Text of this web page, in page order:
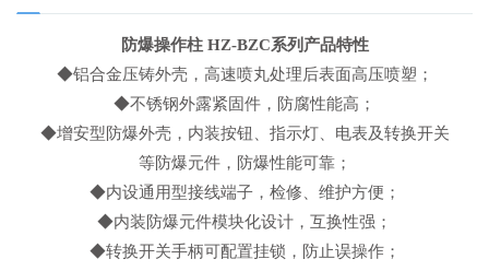
防爆操作柱 HZ-BZC系列产品特性
◆铝合金压铸外壳，高速喷丸处理后表面高压喷塑；
◆不锈钢外露紧固件，防腐性能高；
◆增安型防爆外壳，内装按钮、指示灯、电表及转换开关
等防爆元件，防爆性能可靠；
◆内设通用型接线端子，检修、维护方便；
◆内装防爆元件模块化设计，互换性强；
◆转换开关手柄可配置挂锁，防止误操作；